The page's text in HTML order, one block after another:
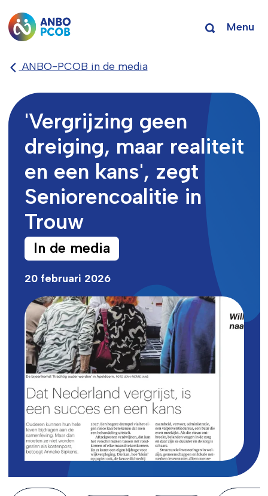
Menu
ANBO-PCOB in de media
'Vergrijzing geen
dreiging, maar realiteit
en een kans', zegt
Seniorencoalitie in
Trouw
In de media
20 februari 2026